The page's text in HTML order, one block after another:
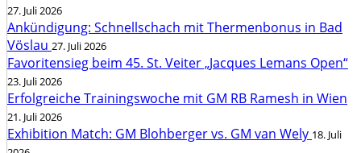
27. Juli 2026
Ankündigung: Schnellschach mit Thermenbonus in Bad
Vöslau 27. Juli 2026
Favoritensieg beim 45. St. Veiter „Jacques Lemans Open“
23. Juli 2026
Erfolgreiche Trainingswoche mit GM RB Ramesh in Wien
21. Juli 2026
Exhibition Match: GM Blohberger vs. GM van Wely 18. Juli